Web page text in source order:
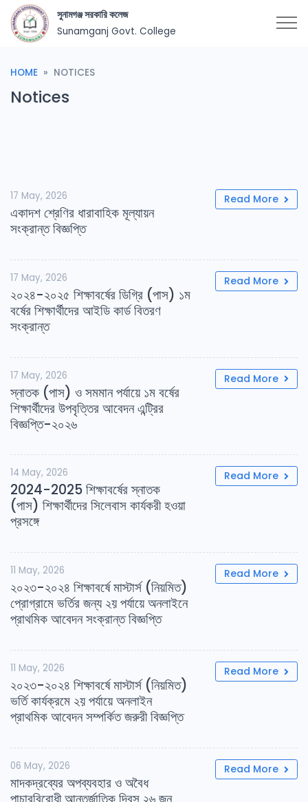
সুনামগঞ্জ সরকারি কলেজ
Sunamganj Govt. College
HOME NOTICES
Notices
17 May, 2026
একাদশ শ্রেণির ধারাবাহিক মূল্যায়ন
সংক্রান্ত বিজ্ঞপ্তি
Read More
17 May, 2026
২০২৪-২০২৫ শিক্ষাবর্ষের ডিগ্রি (পাস) ১ম
বর্ষের শিক্ষার্থীদের আইডি কার্ড বিতরণ
সংক্রান্ত
Read More
17 May, 2026
স্নাতক (পাস) ও সমমান পর্যায়ে ১ম বর্ষের
শিক্ষার্থীদের উপবৃত্তির আবেদন এন্ট্রির
বিজ্ঞপ্তি-২০২৬
Read More
14 May, 2026
2024-2025 শিক্ষাবর্ষের স্নাতক
(পাস) শিক্ষার্থীদের সিলেবাস কার্যকরী হওয়া
প্রসঙ্গে
Read More
11 May, 2026
২০২৩-২০২৪ শিক্ষাবর্ষে মাস্টার্স (নিয়মিত)
প্রোগ্রামে ভর্তির জন্য ২য় পর্যায়ে অনলাইনে
প্রাথমিক আবেদন সংক্রান্ত বিজ্ঞপ্তি
Read More
11 May, 2026
২০২৩-২০২৪ শিক্ষাবর্ষে মাস্টার্স (নিয়মিত)
ভর্তি কার্যক্রমে ২য় পর্যায়ে অনলাইন
প্রাথমিক আবেদন সম্পর্কিত জরুরী বিজ্ঞপ্তি
Read More
06 May, 2026
মাদকদ্রব্যের অপব্যবহার ও অবৈধ
Read More